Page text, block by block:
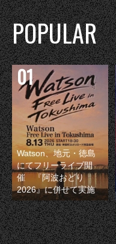
POPULAR
Watson、地元・徳島
にてフリーライブ開
催 『阿波おどり
2026』に併せて実施